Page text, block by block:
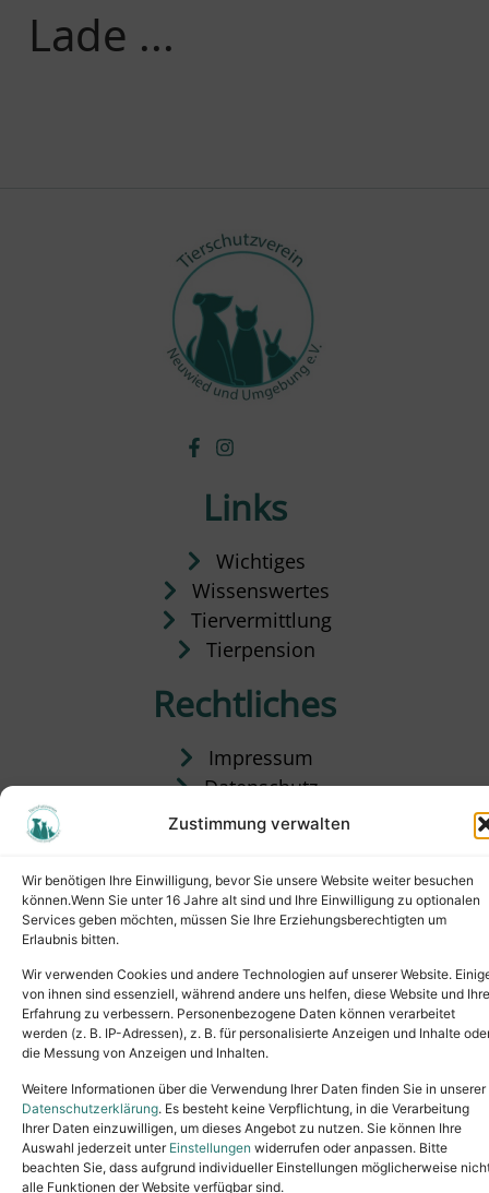
Zustimmung verwalten
Wir benötigen Ihre Einwilligung, bevor Sie unsere Website weiter besuchen
können.Wenn Sie unter 16 Jahre alt sind und Ihre Einwilligung zu optionalen
Services geben möchten, müssen Sie Ihre Erziehungsberechtigten um
Erlaubnis bitten.
Wir verwenden Cookies und andere Technologien auf unserer Website.
von ihnen sind essenziell, während andere uns helfen, diese Website und Ihre
Erfahrung zu verbessern. Personenbezogene Daten können verarbeitet
werden (z. B. IP-Adressen), z. B. für personalisierte Anzeigen und Inhalte
die Messung von Anzeigen und Inhalten.
Weitere Informationen über die Verwendung Ihrer Daten finden Sie in unserer
Datenschutzerklärung. Es besteht keine Verpflichtung, in die Verarbeitung
Ihrer Daten einzuwilligen, um dieses Angebot zu nutzen. Sie können Ihre
Auswahl jederzeit unter Einstellungen widerrufen oder anpassen. Bitte
beachten Sie, dass aufgrund individueller Einstellungen möglicherweise
alle Funktionen der Website verfügbar sind.
Lade ...
Links
Wichtiges
Wissenswertes
Tiervermittlung
Tierpension
Rechtliches
Impressum
Datenschutz
Satzung
Copyright © 2024. All rights reserved.
Tel.: (02631) 55356buero@tierheim-neuwied.de
Ludwigshof 1, 56567 Neuwied